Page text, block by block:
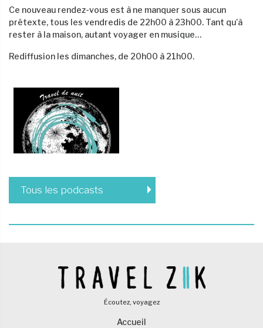
Ce nouveau rendez-vous est à ne manquer sous aucun
prétexte, tous les vendredis de 22h00 à 23h00. Tant qu’à
rester à la maison, autant voyager en musique…
Rediffusion les dimanches, de 20h00 à 21h00.
Tous les podcasts
Écoutez, voyagez
Accueil